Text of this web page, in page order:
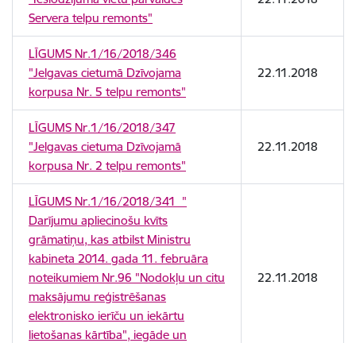
Servera telpu remonts"
LĪGUMS Nr.1/16/2018/346
"Jelgavas cietumā Dzīvojama
korpusa Nr. 5 telpu remonts"
22.11.2018
LĪGUMS Nr.1/16/2018/347
"Jelgavas cietuma Dzīvojamā
korpusa Nr. 2 telpu remonts"
22.11.2018
LĪGUMS Nr.1/16/2018/341 "
Darījumu apliecinošu kvīts
grāmatiņu, kas atbilst Ministru
kabineta 2014. gada 11. februāra
noteikumiem Nr.96 "Nodokļu un citu
maksājumu reģistrēšanas
elektronisko ierīču un iekārtu
lietošanas kārtība", iegāde un
22.11.2018